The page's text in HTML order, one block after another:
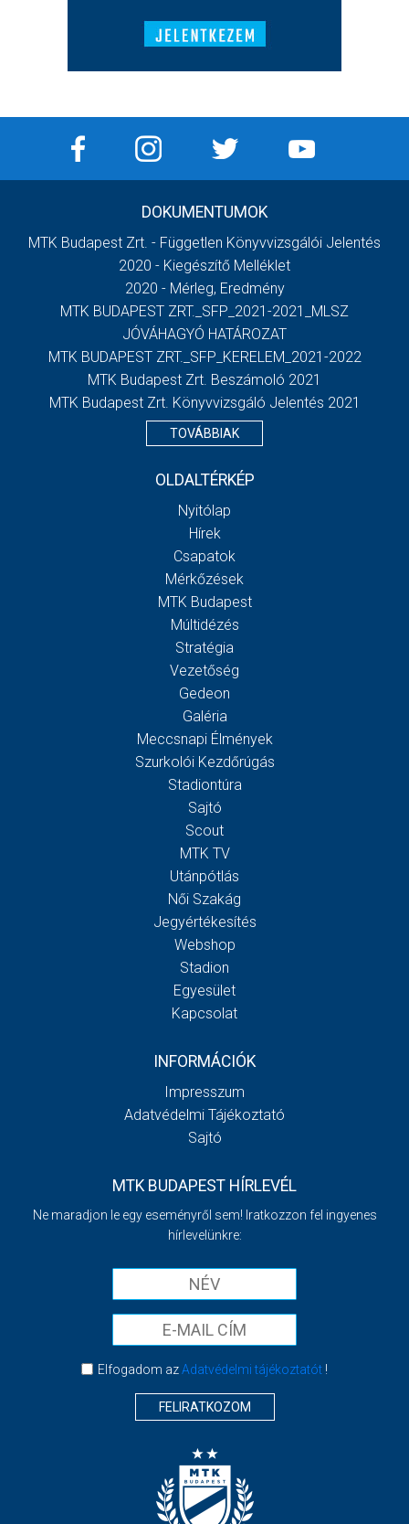
DOKUMENTUMOK
MTK Budapest Zrt. - Független Könyvvizsgálói Jelentés
2020 - Kiegészítő Melléklet
2020 - Mérleg, Eredmény
MTK BUDAPEST ZRT._SFP_2021-2021_MLSZ
JÓVÁHAGYÓ HATÁROZAT
MTK BUDAPEST ZRT._SFP_KERELEM_2021-2022
MTK Budapest Zrt. Beszámoló 2021
MTK Budapest Zrt. Könyvvizsgáló Jelentés 2021
TOVÁBBIAK
OLDALTÉRKÉP
Nyitólap
Hírek
Csapatok
Mérkőzések
MTK Budapest
Múltidézés
Stratégia
Vezetőség
Gedeon
Galéria
Meccsnapi Élmények
Szurkolói Kezdőrúgás
Stadiontúra
Sajtó
Scout
MTK TV
Utánpótlás
Női Szakág
Jegyértékesítés
Webshop
Stadion
Egyesület
Kapcsolat
INFORMÁCIÓK
Impresszum
Adatvédelmi Tájékoztató
Sajtó
MTK BUDAPEST HÍRLEVÉL
Ne maradjon le egy eseményről sem! Iratkozzon fel ingyenes
hírlevelünkre:
Elfogadom azAdatvédelmi tájékoztatót!
FELIRATKOZOM